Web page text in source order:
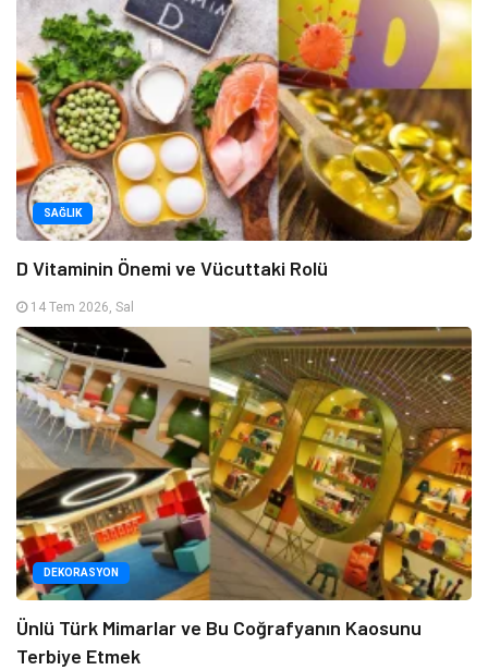
SAĞLIK
D Vitaminin Önemi ve Vücuttaki Rolü
14 Tem 2026, Sal
DEKORASYON
Ünlü Türk Mimarlar ve Bu Coğrafyanın Kaosunu
Terbiye Etmek